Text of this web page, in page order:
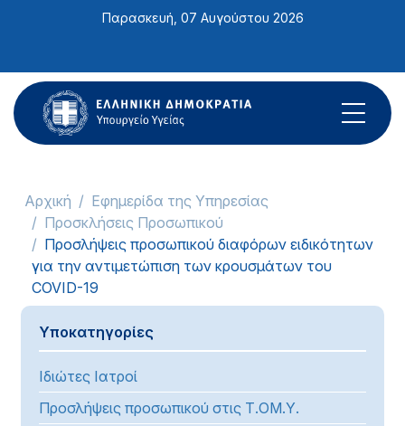
ιστότοπος
περιλαμβάνει
ένα
σύστημα
Παρασκευή, 07 Αυγούστου 2026
Αρχική
Εφημερίδα της Υπηρεσίας
Προσκλήσεις Προσωπικού
Προσλήψεις προσωπικού διαφόρων ειδικότητων
για την αντιμετώπιση των κρουσμάτων του
COVID-19
Υποκατηγορίες
Ιδιώτες Ιατροί
Προσλήψεις προσωπικού στις Τ.ΟΜ.Υ.